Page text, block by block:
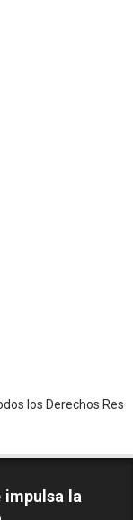
Reservados
la